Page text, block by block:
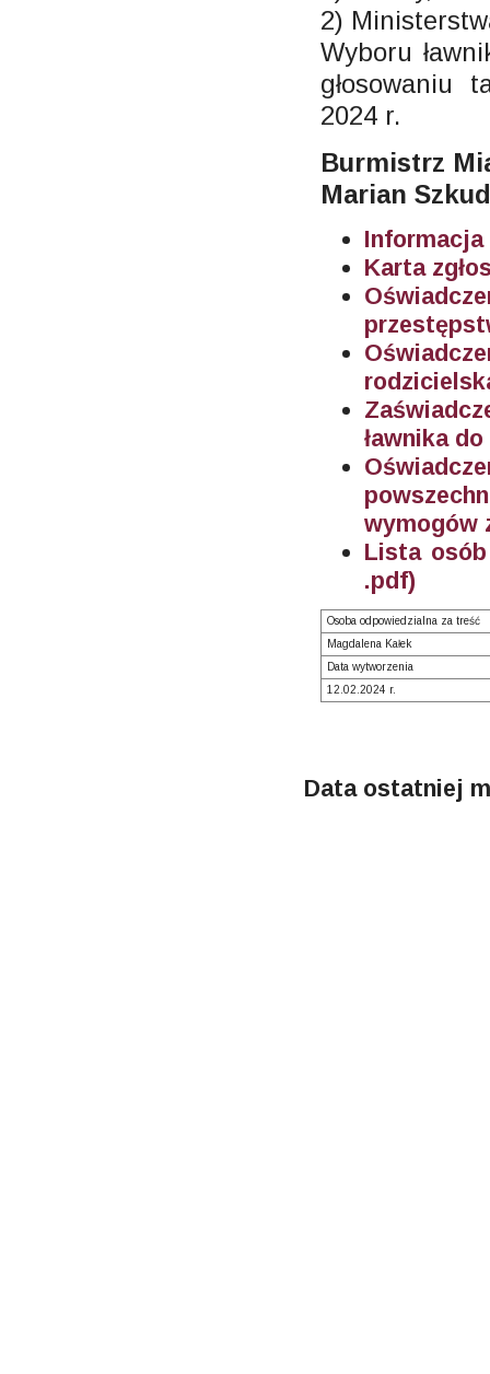
2)
Wyboru
głosowaniu
2024 r.
Burmistrz
Marian
Informacja
Karta
ławnika
wymogów
Lista osób
.pdf)
Osoba odpowiedzialna za treść
Magdalena Kałek
Data wytworzenia
12.02.2024 r.
Data ostatniej